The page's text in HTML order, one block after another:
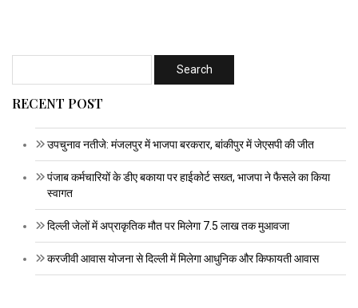
RECENT POST
उपचुनाव नतीजे: मंजलपुर में भाजपा बरकरार, बांकीपुर में जेएसपी की जीत
पंजाब कर्मचारियों के डीए बकाया पर हाईकोर्ट सख्त, भाजपा ने फैसले का किया
स्वागत
दिल्ली जेलों में अप्राकृतिक मौत पर मिलेगा 7.5 लाख तक मुआवजा
करजीवी आवास योजना से दिल्ली में मिलेगा आधुनिक और किफायती आवास